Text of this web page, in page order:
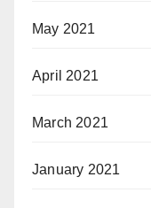
May 2021
April 2021
March 2021
January 2021